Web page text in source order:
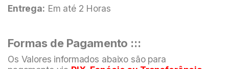
Entrega: Em até 2 Horas
Formas de Pagamento :::
Os Valores informados abaixo são para